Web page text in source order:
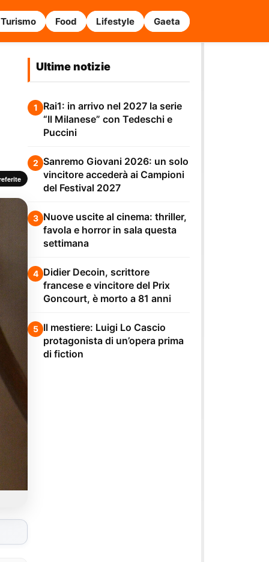
Turismo Food Lifestyle Gaeta
Ultime notizie
1
Rai1: in arrivo nel 2027 la serie
“Il Milanese” con Tedeschi e
Puccini
2 Sanremo Giovani 2026: un solo
vincitore accederà ai Campioni
del Festival 2027
3 Nuove uscite al cinema: thriller,
favola e horror in sala questa
settimana
4 Didier Decoin, scrittore
francese e vincitore del Prix
Goncourt, è morto a 81 anni
5 Il mestiere: Luigi Lo Cascio
protagonista di un’opera prima
di fiction